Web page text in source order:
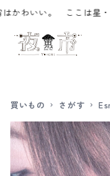
ンツに
い。 ここは星・月・宇
買いもの さがす